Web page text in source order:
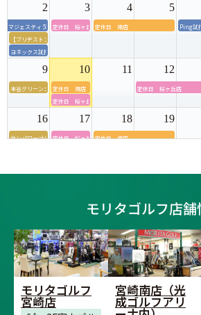
2 3 4 5
マジェスティ 55周年モデル店内試打会＆グリップ交換会
定休日 桜ヶ丘店定休日 南店
Ping試
【ブリヂストン】宮崎店内試打会
ヨネックス試打会 タイセイゴルフセンター
9 10 11 12
本谷グリーンゴルフ・モリタゴルフ試打会＆アパレル販売会
定休日 南店
定休日 桜ヶ丘店
定休日 桜ヶ丘店
16 17 18 19
サンパワーゴルフ・モリタゴルフ試打会
定休日 桜ヶ丘店定休日 南店
1 2
【ダンロップ】宮崎店内フィッティング試打会
定休日 桜ヶ丘店
モリタゴルフ店舗
モリタゴルフ
宮崎店
宮崎南店（光
成ゴルフアリ